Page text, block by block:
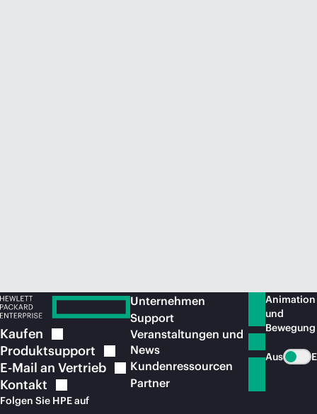
Kaufen
Produktsupport
E-Mail an Vertrieb
Kontakt
Folgen Sie HPE auf
Unternehmen
Support
Veranstaltungen und
News
Kundenressourcen
Partner
Animation
und
Bewegung
Aus